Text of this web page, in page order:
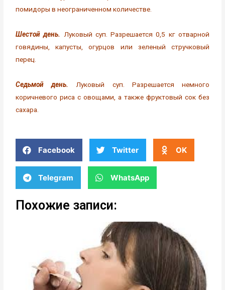
помидоры в неограниченном количестве.
Шестой день. Луковый суп. Разрешается 0,5 кг отварной
говядины, капусты, огурцов или зеленый стручковый
перец.
Седьмой день. Луковый суп. Разрешается немного
коричневого риса с овощами, а также фруктовый сок без
сахара.
Facebook Twitter OK
Telegram WhatsApp
Похожие записи: